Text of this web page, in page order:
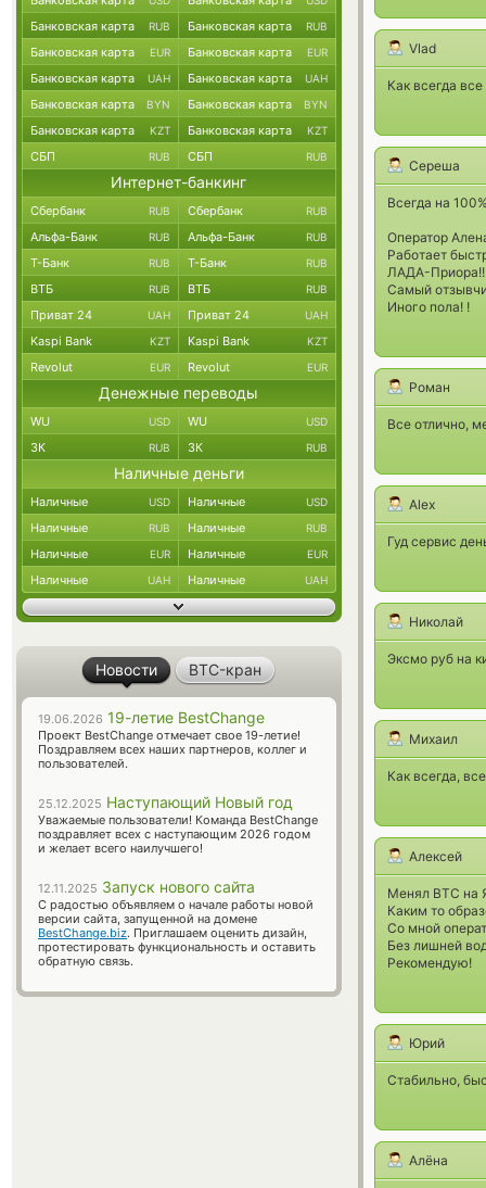
Vlad
Как всегда
Сереша
Всегда на
Оператор
Работает
ЛАДА-
Самый
Иного пола! !
Роман
Все отлично,
Alex
Гуд сервис
Николай
Эксмо руб на
Михаил
Как всегда,
Алексей
Менял BTC на
Каким то
Со мной
Без лишней
Рекомендую!
Юрий
Стабильно,
Алёна
Банковская карта RUB Банковская карта RUB
Банковская карта EUR Банковская карта EUR
Банковская карта UAH Банковская карта UAH
Банковская карта BYN Банковская карта BYN
Банковская карта KZT Банковская карта KZT
СБП RUB СБП RUB
Интернет-банкинг
Сбербанк RUB Сбербанк RUB
Альфа-Банк RUB Альфа-Банк RUB
Т-Банк RUB Т-Банк RUB
ВТБ RUB ВТБ RUB
Приват 24 UAH Приват 24 UAH
Kaspi Bank KZT Kaspi Bank KZT
Revolut EUR Revolut EUR
Денежные переводы
WU USD WU USD
ЗК RUB ЗК RUB
Наличные деньги
Наличные USD Наличные USD
Наличные RUB Наличные RUB
Наличные EUR Наличные EUR
Наличные UAH Наличные UAH
Новости BTC-кран
19.06.2026 19-летие BestChange
Проект BestChange отмечает свое 19-летие!
Поздравляем всех наших партнеров, коллег и
пользователей.
25.12.2025 Наступающий Новый год
Уважаемые пользователи! Команда BestChange
поздравляет всех с наступающим 2026 годом
и желает всего наилучшего!
12.11.2025 Запуск нового сайта
С радостью объявляем о начале работы новой
версии сайта, запущенной на домене
BestChange.biz. Приглашаем оценить дизайн,
протестировать функциональность и оставить
обратную связь.